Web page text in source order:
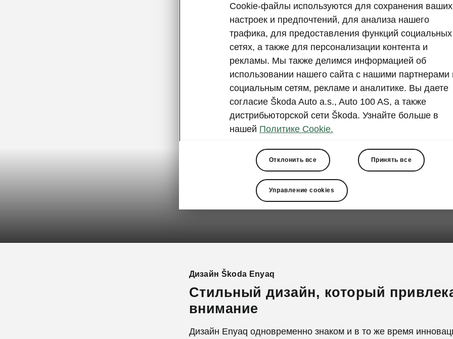
Дизайн Škoda Enyaq
Стильный дизайн, который
внимание
Дизайн Enyaq одновременно знаком и в то же время
Cookie-файлы используются для сохранения ваших
настроек и предпочтений, для анализа нашего
трафика, для предоставления функций социальных
сетях, а также для персонализации контента и
рекламы. Мы также делимся информацией об
использовании нашего сайта с нашими партнерами
социальным сетям, рекламе и аналитике. Вы даете
согласие Škoda Auto a.s., Auto 100 AS, а также
дистрибьюторской сети Škoda. Узнайте больше в
нашей Политике Cookie.
Отклонить все Принять все
Управление cookies